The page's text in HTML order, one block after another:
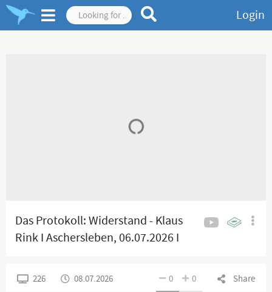
Login
Das Protokoll: Widerstand - Klaus
Rink I Aschersleben, 06.07.2026 I
Share
0 0
226 08.07.2026